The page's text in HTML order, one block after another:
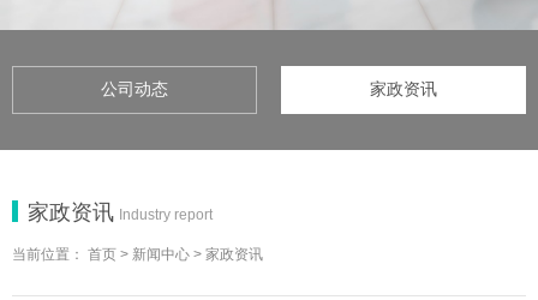
公司动态 家政资讯
家政资讯 Industry report
当前位置： 首页 > 新闻中心 > 家政资讯